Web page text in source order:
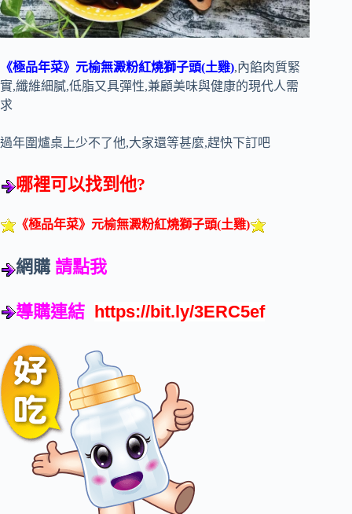
《極品年菜》元榆無澱粉紅燒獅子頭(土雞),內餡肉質緊
實,纖維細膩,低脂又具彈性,兼顧美味與健康的現代人需
求
過年圍爐桌上少不了他,大家還等甚麼,趕快下訂吧
哪裡可以找到他?
《極品年菜》元榆無澱粉紅燒獅子頭(土雞)
網購 請點我
導購連結 https://bit.ly/3ERC5ef